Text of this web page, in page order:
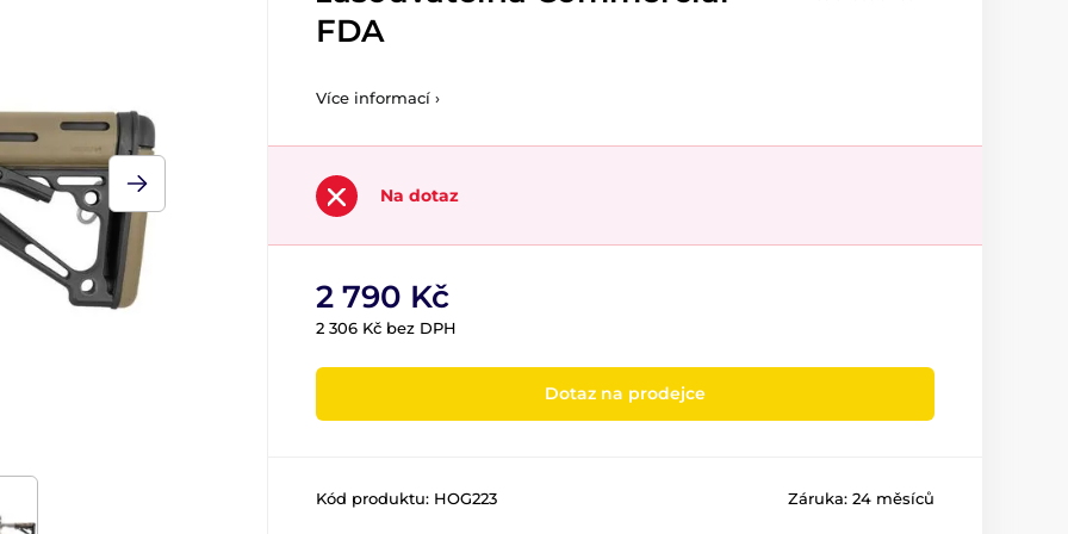
FDA
Více informací ›
Na dotaz
2 790 Kč
2 306 Kč bez DPH
Dotaz na prodejce
Kód produktu: HOG223 Záruka: 24 měsíců